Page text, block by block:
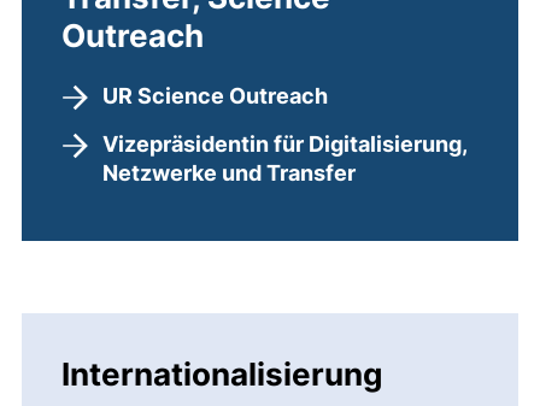
Outreach
UR Science Outreach
Vizepräsidentin für Digitalisierung,
Netzwerke und Transfer
Internationalisierung